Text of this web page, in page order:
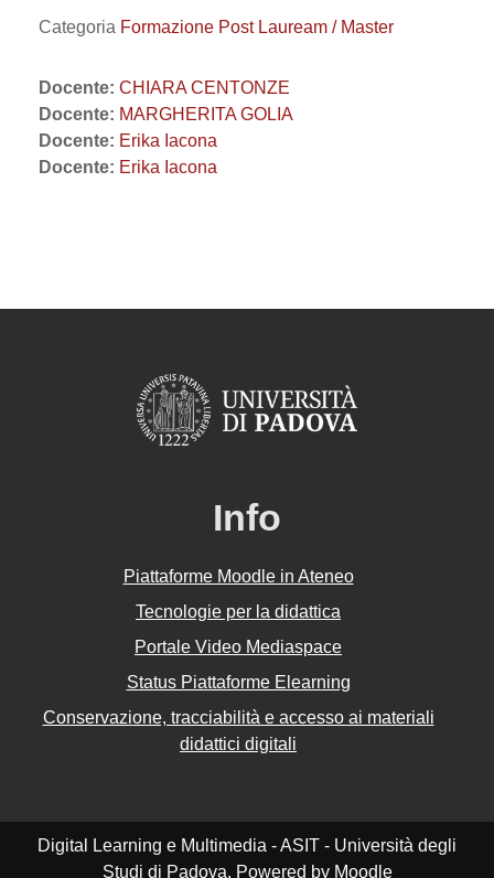
Categoria Formazione Post Lauream / Master
Docente: CHIARA CENTONZE
Docente: MARGHERITA GOLIA
Docente: Erika Iacona
Docente: Erika Iacona
Info
Piattaforme Moodle in Ateneo
Tecnologie per la didattica
Portale Video Mediaspace
Status Piattaforme Elearning
Conservazione, tracciabilità e accesso ai materiali
didattici digitali
Digital Learning e Multimedia - ASIT - Università degli
Studi di Padova. Powered by Moodle